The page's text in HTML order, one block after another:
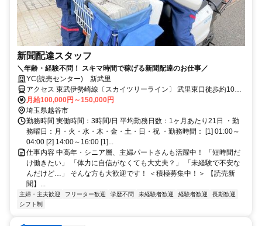
新聞配達スタッフ
＼年齢・経験不問！ スキマ時間で稼げる新聞配達のお仕事／
YC(読売センター) 新武里
アクセス 東武伊勢崎線〔スカイツリーライン〕 武里東口徒歩約10
分、東武伊勢崎線〔スカイツリーライン〕 せんげん台東口徒歩約16
分、東武伊勢崎線〔スカイツリーライン〕 一ノ割徒歩約31分
月給100,000円～150,000円
埼玉県越谷市
勤務時間 実働時間：3時間/日 平均勤務日数：1ヶ月あたり21日 ・勤
務曜日：月・火・水・木・金・土・日・祝 ・勤務時間： [1] 01:00～
04:00 [2] 14:00～16:00 [1]...
仕事内容 中高年・シニア層、主婦パートさんも活躍中！ 「短時間だ
け働きたい」 「体力に自信がなくても大丈夫？」 「未経験で不安な
んだけど…」 そんな方も大歓迎です！ ＜積極募集中！＞ 【読売新
聞】...
主婦・主夫歓迎 フリーター歓迎 学歴不問 未経験者歓迎 経験者歓迎
長期歓迎
シフト制